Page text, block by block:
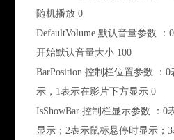
随机播放 0
DefaultVolume 默认音量参数
开始默认音量大小 100
BarPosition 控制栏位置参数 ：
示，1表示在影片下方显示 0
IsShowBar 控制栏显示参数 ：0
显示；2表示鼠标悬停时显示；